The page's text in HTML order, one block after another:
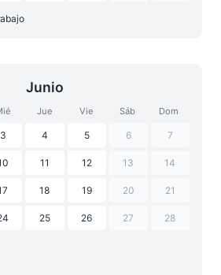
Junio
Jue Vie Sáb Dom
3 4 5 6 7
11 12 13 14
18 19 20 21
25 26 27 28